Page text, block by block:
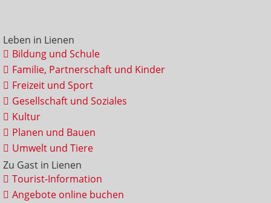
Leben in Lienen
Bildung und Schule
Familie, Partnerschaft und Kinder
Freizeit und Sport
Gesellschaft und Soziales
Kultur
Planen und Bauen
Umwelt und Tiere
Zu Gast in Lienen
Tourist-Information
Angebote online buchen